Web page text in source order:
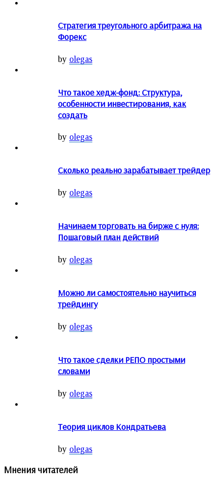
Стратегия треугольного арбитража на
Форекс
by olegas
Что такое хедж-фонд: Структура,
особенности инвестирования, как
создать
by olegas
Сколько реально зарабатывает трейдер
by olegas
Начинаем торговать на бирже с нуля:
Пошаговый план действий
by olegas
Можно ли самостоятельно научиться
трейдингу
by olegas
Что такое сделки РЕПО простыми
словами
by olegas
Теория циклов Кондратьева
by olegas
Мнения читателей